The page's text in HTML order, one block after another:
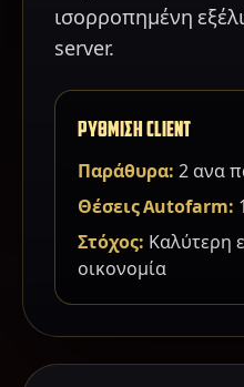
ισορροπημένη
server.
ΡΥΘΜΙΣΗ CLIENT
Παράθυρα: 2 ανα
Θέσεις Autofarm:
Στόχος: Καλύτερη
οικονομία